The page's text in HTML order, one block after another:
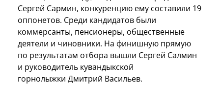
Сергей Сармин, конкуренцию ему составили 19
оппонетов. Среди кандидатов были
коммерсанты, пенсионеры, общественные
деятели и чиновники. На финишную прямую
по результатам отбора вышли Сергей Салмин
и руководитель кувандыкской
горнолыжки Дмитрий Васильев.